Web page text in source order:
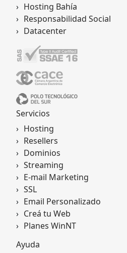
Hosting Bahía
Responsabilidad Social
Datacenter
Servicios
Hosting
Resellers
Dominios
Streaming
E-mail Marketing
SSL
Email Personalizado
Creá tu Web
Planes WinNT
Ayuda